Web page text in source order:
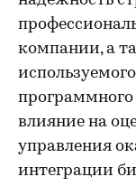
компании, а
программного
влияние на
управления
интеграции